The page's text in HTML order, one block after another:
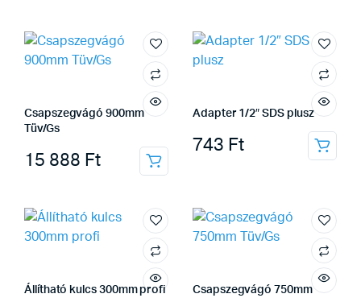
Csapszegvágó 900mm
Tüv/Gs
15 888 Ft
Adapter 1/2″ SDS plusz
743 Ft
Állítható kulcs 300mm profi
Csapszegvágó 750mm